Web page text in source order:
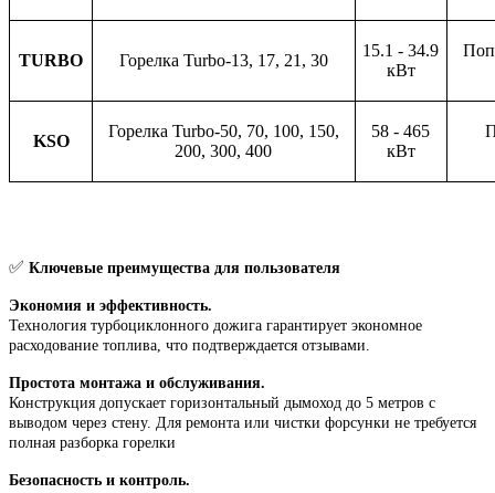
TURBO Горелка Turbo-13, 17, 21, 30
15.1 - 34.9
кВт
KSO
Горелка Turbo-50, 70, 100, 150,
200, 300, 400
58 - 465
кВт
✅ Ключевые преимущества для пользователя
Экономия и эффективность.
Технология турбоциклонного дожига гарантирует экономное
расходование топлива, что подтверждается отзывами.
Простота монтажа и обслуживания.
Конструкция допускает горизонтальный дымоход до 5 метров с
выводом через стену. Для ремонта или чистки форсунки не требуется
полная разборка горелки
Безопасность и контроль.